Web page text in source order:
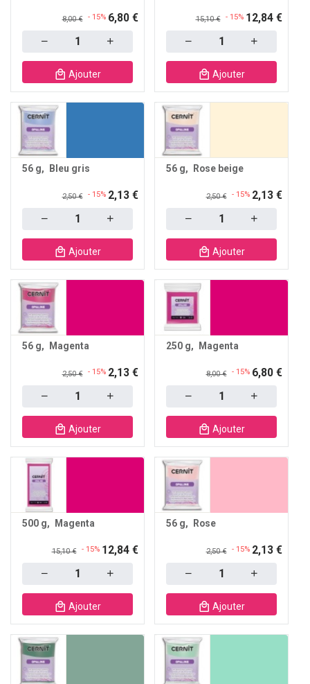
8,00 € - 15% 6,80 €
Ajouter
15,10 € - 15% 12,84 €
Ajouter
56 g Bleu gris
2,50 € - 15% 2,13 €
Ajouter
56 g Rose beige
2,50 € - 15% 2,13 €
Ajouter
56 g Magenta
2,50 € - 15% 2,13 €
Ajouter
250 g Magenta
8,00 € - 15% 6,80 €
Ajouter
500 g Magenta
15,10 € - 15% 12,84 €
Ajouter
56 g Rose
2,50 € - 15% 2,13 €
Ajouter